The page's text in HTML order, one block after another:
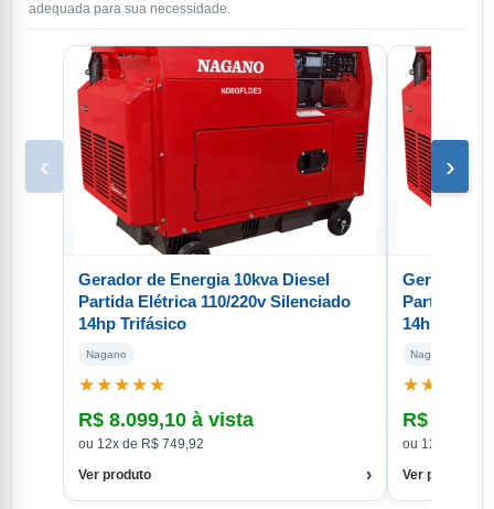
adequada para sua necessidade.
‹
Gerador de Energia 10kva Diesel
Partida Elétrica 110/220v Silenciado
14hp Trifásico
Nagano
★★★★★
R$ 8.099,10 à vista
ou 12x de R$ 749,92
Ver produto
›
Gerador de
Partida
14hp
Nagano
★★★★★
R$
ou 12x de R$
Ver produto
›